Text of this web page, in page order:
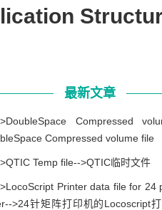
最新文章
Compressed
Compressed volume file
Temp file-->QTIC临时文件
Printer data file for 24
>24针矩阵打印机的Locoscript